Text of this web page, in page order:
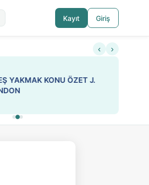
Kayıt Giriş
'da Sen de Paylaş
‹ ›
YAKMAK KONU ÖZET J.